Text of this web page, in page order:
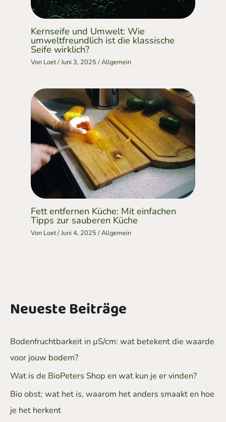
Kernseife und Umwelt: Wie
umweltfreundlich ist die klassische
Seife wirklich?
Von Loet/Juni 3, 2025/Allgemein
Fett entfernen Küche: Mit einfachen
Tipps zur sauberen Küche
Von Loet/Juni 4, 2025/Allgemein
Neueste Beiträge
Bodenfruchtbarkeit in µS/cm: wat betekent die waarde
voor jouw bodem?
Wat is de BioPeters Shop en wat kun je er vinden?
Bio obst: wat het is, waarom het anders smaakt en hoe
je het herkent